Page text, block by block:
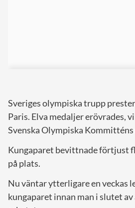
Sveriges olympiska trupp
Paris. Elva medaljer erövrades,
Svenska Olympiska
Kungaparet bevittnade förtjust
på plats.
Nu väntar ytterligare en veckas
kungaparet innan man i slutet